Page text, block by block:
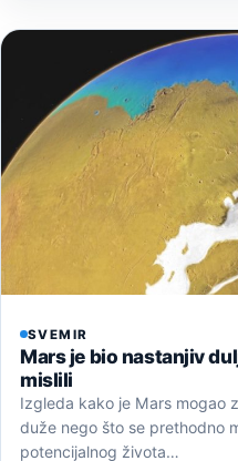
SVEMIR
Mars je bio nastanjiv
mislili
Izgleda kako je Mars mogao
duže nego što se prethodno
potencijalnog života…